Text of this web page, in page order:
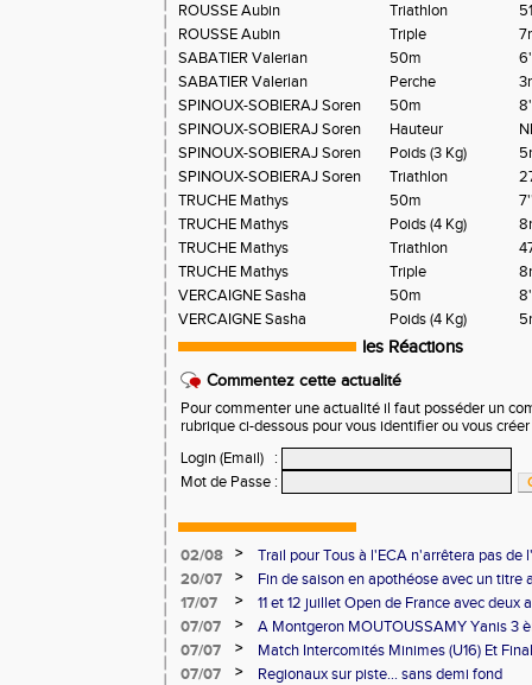
ROUSSE Aubin
Triathlon
ROUSSE Aubin
Triple
SABATIER Valerian
50m
SABATIER Valerian
Perche
SPINOUX-SOBIERAJ Soren
50m
SPINOUX-SOBIERAJ Soren
Hauteur
SPINOUX-SOBIERAJ Soren
Poids (3 Kg)
SPINOUX-SOBIERAJ Soren
Triathlon
TRUCHE Mathys
50m
TRUCHE Mathys
Poids (4 Kg)
TRUCHE Mathys
Triathlon
TRUCHE Mathys
Triple
VERCAIGNE Sasha
50m
VERCAIGNE Sasha
Poids (4 Kg)
les Réactions
Commentez cette actualité
Pour commenter une actualité il faut posséder un
rubrique ci-dessous pour vous identifier ou vous
Login (Email)
:
Mot de Passe :
02/08 >
Trail pour Tous à l'ECA n'arrêtera pas de
20/07
>
Fin de saison en apothéose avec un titre
saison
17/07 >
11 et 12 juillet Open de France avec deux
07/07
>
A Montgeron MOUTOUSSAMY Yanis 3
française à Decines: Demi-fond
07/07 >
Match Intercomités Minimes (U16) Et
Benjamin(e)s (U14) à Besançon de haut
07/07 >
Regionaux sur piste... sans demi fond